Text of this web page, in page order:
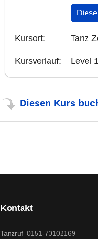
Kursort: Tanz
Kursverlauf: Level
Diesen Kurs
Kontakt
Tanzruf: 0151-70102169